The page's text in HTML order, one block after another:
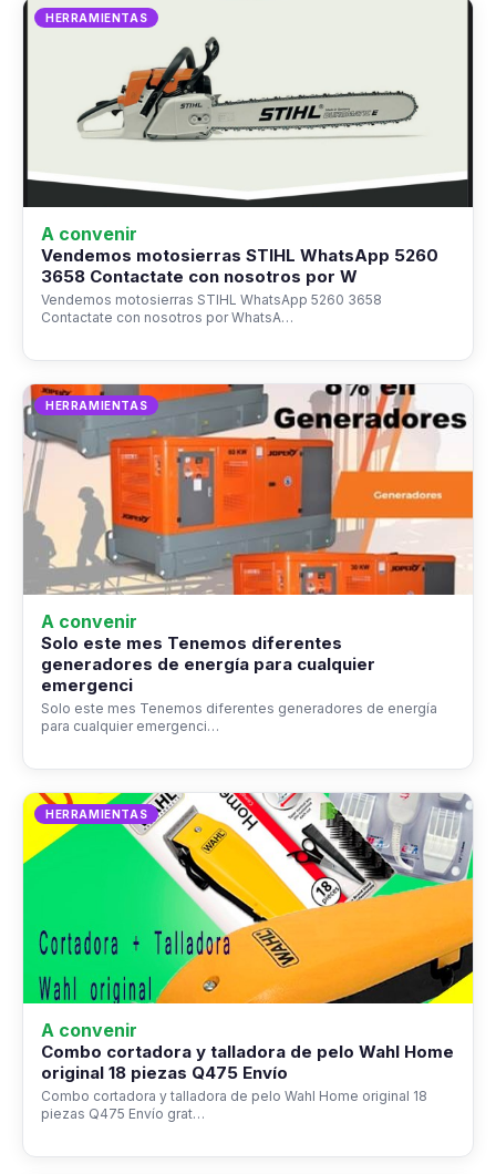
HERRAMIENTAS
A convenir
Vendemos motosierras STIHL WhatsApp 5260
3658 Contactate con nosotros por W
Vendemos motosierras STIHL WhatsApp 5260 3658
Contactate con nosotros por WhatsA…
HERRAMIENTAS
A convenir
Solo este mes Tenemos diferentes
generadores de energía para cualquier
emergenci
Solo este mes Tenemos diferentes generadores de energía
para cualquier emergenci…
HERRAMIENTAS
A convenir
Combo cortadora y talladora de pelo Wahl Home
original 18 piezas Q475 Envío
Combo cortadora y talladora de pelo Wahl Home original 18
piezas Q475 Envío grat…